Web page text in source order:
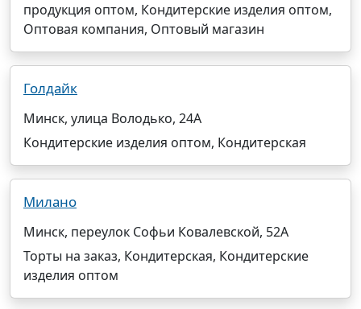
продукция оптом, Кондитерские изделия оптом,
Оптовая компания, Оптовый магазин
Голдайк
Минск, улица Володько, 24А
Кондитерские изделия оптом, Кондитерская
Милано
Минск, переулок Софьи Ковалевской, 52А
Торты на заказ, Кондитерская, Кондитерские
изделия оптом